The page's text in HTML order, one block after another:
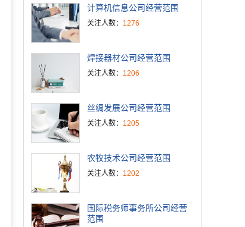
计算机信息公司经营范围
关注人数： 1276
焊接器材公司经营范围
关注人数： 1206
丝绸发展公司经营范围
关注人数： 1205
农牧技术公司经营范围
关注人数： 1202
国际税务师事务所公司经营
范围